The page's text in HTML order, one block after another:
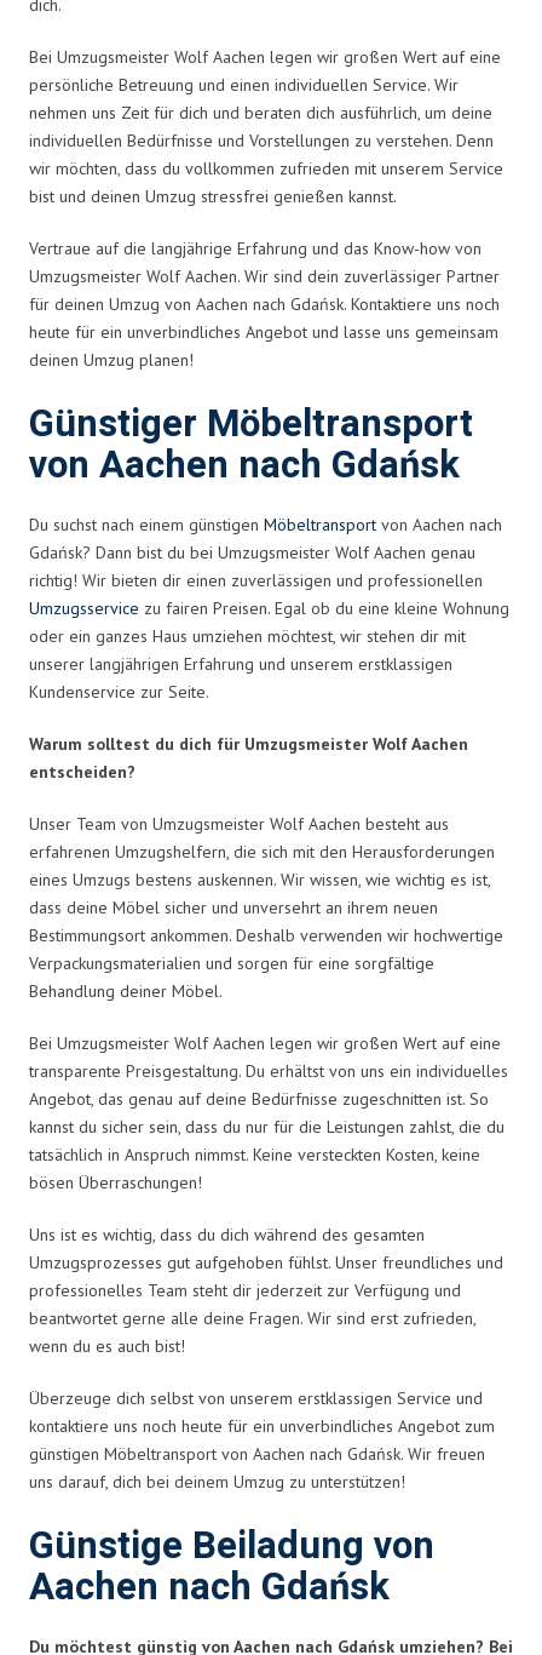
dich.
Bei Umzugsmeister Wolf Aachen legen wir großen Wert auf eine
persönliche Betreuung und einen individuellen Service. Wir
nehmen uns Zeit für dich und beraten dich ausführlich, um deine
individuellen Bedürfnisse und Vorstellungen zu verstehen. Denn
wir möchten, dass du vollkommen zufrieden mit unserem Service
bist und deinen Umzug stressfrei genießen kannst.
Vertraue auf die langjährige Erfahrung und das Know-how von
Umzugsmeister Wolf Aachen. Wir sind dein zuverlässiger Partner
für deinen Umzug von Aachen nach Gdańsk. Kontaktiere uns noch
heute für ein unverbindliches Angebot und lasse uns gemeinsam
deinen Umzug planen!
Günstiger Möbeltransport
von Aachen nach Gdańsk
Du suchst nach einem günstigen Möbeltransport von Aachen nach
Gdańsk? Dann bist du bei Umzugsmeister Wolf Aachen genau
richtig! Wir bieten dir einen zuverlässigen und professionellen
Umzugsservice zu fairen Preisen. Egal ob du eine kleine Wohnung
oder ein ganzes Haus umziehen möchtest, wir stehen dir mit
unserer langjährigen Erfahrung und unserem erstklassigen
Kundenservice zur Seite.
Warum solltest du dich für Umzugsmeister Wolf Aachen
entscheiden?
Unser Team von Umzugsmeister Wolf Aachen besteht aus
erfahrenen Umzugshelfern, die sich mit den Herausforderungen
eines Umzugs bestens auskennen. Wir wissen, wie wichtig es ist,
dass deine Möbel sicher und unversehrt an ihrem neuen
Bestimmungsort ankommen. Deshalb verwenden wir hochwertige
Verpackungsmaterialien und sorgen für eine sorgfältige
Behandlung deiner Möbel.
Bei Umzugsmeister Wolf Aachen legen wir großen Wert auf eine
transparente Preisgestaltung. Du erhältst von uns ein individuelles
Angebot, das genau auf deine Bedürfnisse zugeschnitten ist. So
kannst du sicher sein, dass du nur für die Leistungen zahlst, die du
tatsächlich in Anspruch nimmst. Keine versteckten Kosten, keine
bösen Überraschungen!
Uns ist es wichtig, dass du dich während des gesamten
Umzugsprozesses gut aufgehoben fühlst. Unser freundliches und
professionelles Team steht dir jederzeit zur Verfügung und
beantwortet gerne alle deine Fragen. Wir sind erst zufrieden,
wenn du es auch bist!
Überzeuge dich selbst von unserem erstklassigen Service und
kontaktiere uns noch heute für ein unverbindliches Angebot zum
günstigen Möbeltransport von Aachen nach Gdańsk. Wir freuen
uns darauf, dich bei deinem Umzug zu unterstützen!
Günstige Beiladung von
Aachen nach Gdańsk
Du möchtest günstig von Aachen nach Gdańsk umziehen? Bei